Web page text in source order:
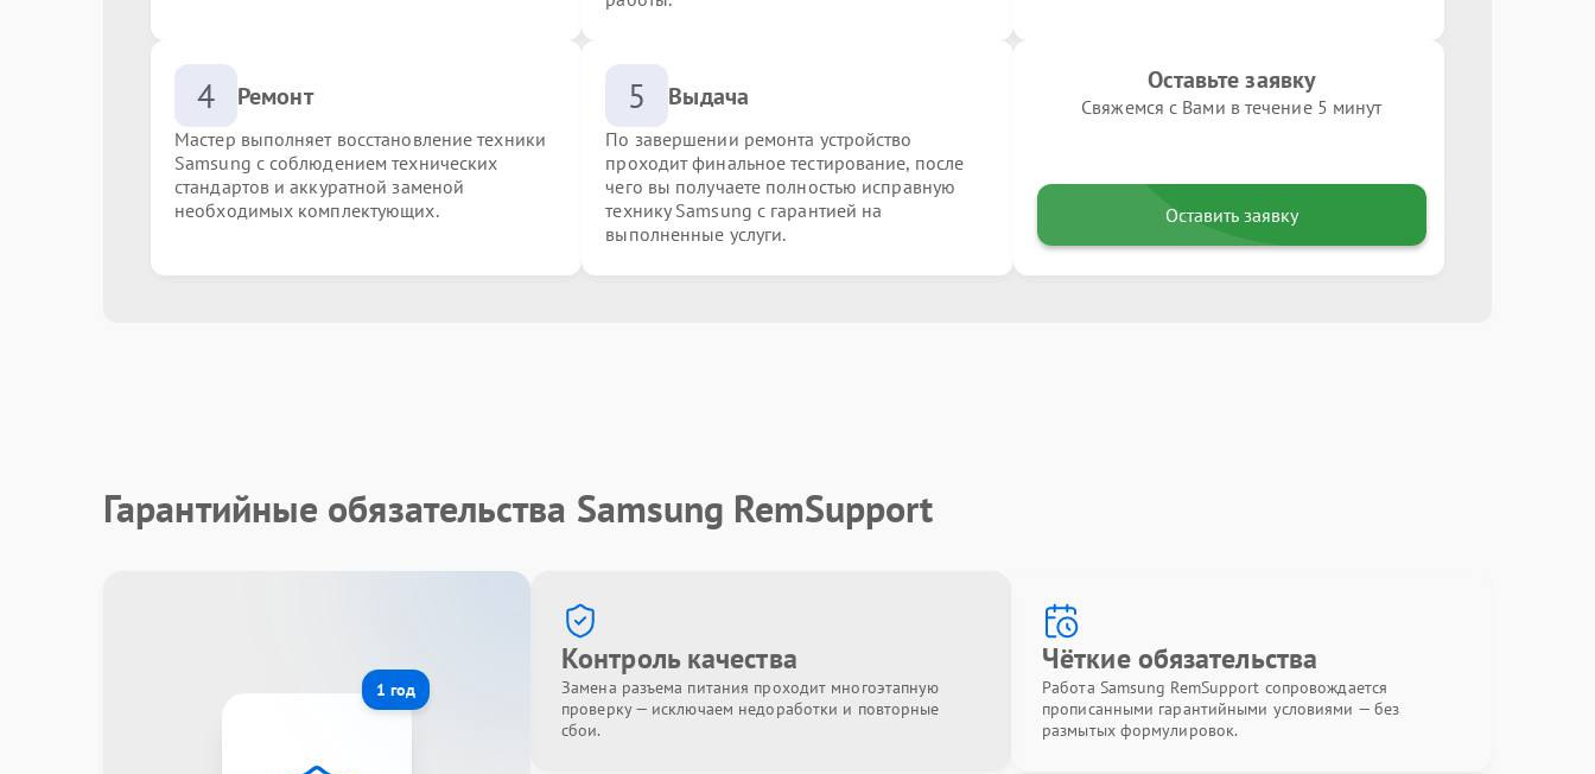
4 Ремонт
Мастер выполняет восстановление техники
Samsung с соблюдением технических
стандартов и аккуратной заменой
необходимых комплектующих.
5 Выдача
По завершении ремонта устройство
проходит финальное тестирование, после
чего вы получаете полностью исправную
технику Samsung с гарантией на
выполненные услуги.
Оставьте заявку
Свяжемся с Вами в течение 5 минут
Оставить заявку
Гарантийные обязательства Samsung RemSupport
1 год
Контроль качества
Замена разъема питания проходит многоэтапную
проверку — исключаем недоработки и повторные
сбои.
Чёткие обязательства
Работа Samsung RemSupport сопровождается
прописанными гарантийными условиями — без
размытых формулировок.